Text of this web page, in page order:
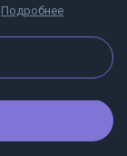
Подробнее